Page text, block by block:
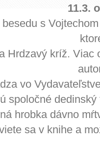
11.3.
s
Hrdzavý kríž. Viac
vo
spoločné
hrobka dávno
sa v knihe a